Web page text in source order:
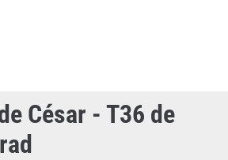
César - T36 de